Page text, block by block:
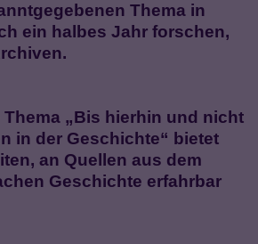
Thema in
ein halbes Jahr forschen,
„Bis hierhin und nicht
in der Geschichte“ bietet
an Quellen aus dem
Geschichte erfahrbar